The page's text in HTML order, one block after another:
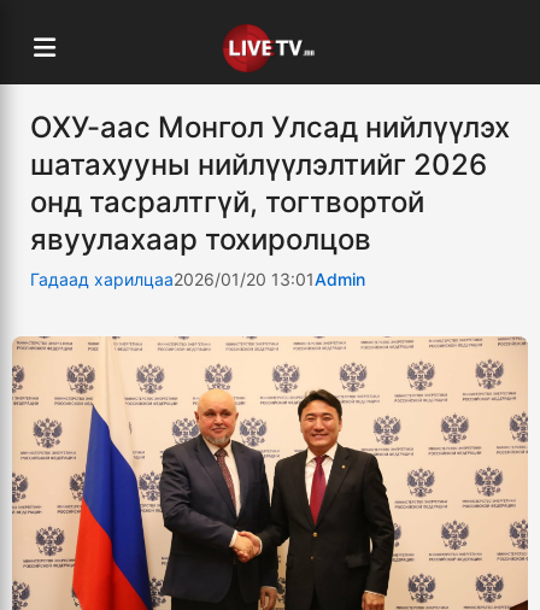
ОХУ-аас Монгол Улсад нийлүүлэх
шатахууны нийлүүлэлтийг 2026
онд тасралтгүй, тогтвортой
явуулахаар тохиролцов
Гадаад харилцаа2026/01/20 13:01Admin